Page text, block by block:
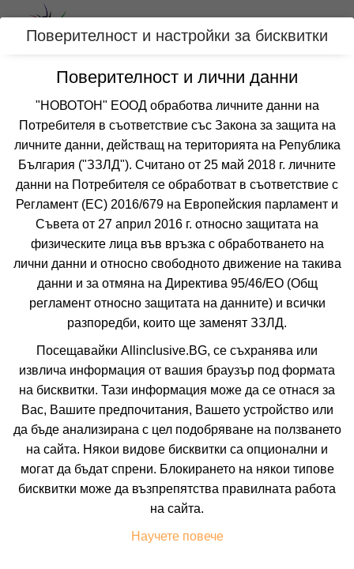
Вход
Категории
Хотел КИПАРИСИТЕ
СЛЪНЧЕВ БРЯГ
Отзиви от клиенти за хотел КИПАРИСИТЕ
все още няма мнения за този хотел
❮ ❯
УДОБСТВА В ХОТЕЛА FAQ ЗА ХОТЕЛА
Поверителност и настройки за бисквитки
Поверителност и лични данни
"НОВОТОН" ЕООД обработва личните данни на
Потребителя в съответствие със Закона за защита на
личните данни, действащ на територията на Република
България ("ЗЗЛД"). Считано от 25 май 2018 г. личните
данни на Потребителя се обработват в съответствие с
Регламент (ЕС) 2016/679 на Европейския парламент и
Съвета от 27 април 2016 г. относно защитата на
физическите лица във връзка с обработването на
лични данни и относно свободното движение на такива
данни и за отмяна на Директива 95/46/EО (Общ
регламент относно защитата на данните) и всички
разпоредби, които ще заменят ЗЗЛД.
Посещавайки Allinclusive.BG, се съхранява или
извлича информация от вашия браузър под формата
на бисквитки. Тази информация може да се отнася за
Вас, Вашите предпочитания, Вашето устройство или
да бъде анализирана с цел подобряване на ползването
на сайта. Някои видове бисквитки са опционални и
могат да бъдат спрени. Блокирането на някои типове
бисквитки може да възпрепятства правилната работа
на сайта.
Научете повече